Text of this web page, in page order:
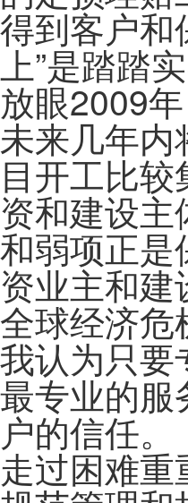
得到客户和
上”是踏踏
放眼2009
未来几年
目开工比
资和建设
和弱项正
资业主和
全球经济
我认为只
最专业的服
户的信任。
走过困难